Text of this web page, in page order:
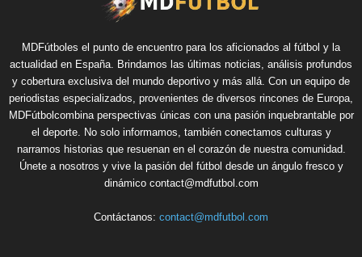
MDFútboles el punto de encuentro para los aficionados al fútbol y la
actualidad en España. Brindamos las últimas noticias, análisis profundos
y cobertura exclusiva del mundo deportivo y más allá. Con un equipo de
periodistas especializados, provenientes de diversos rincones de Europa,
MDFútbolcombina perspectivas únicas con una pasión inquebrantable por
el deporte. No solo informamos, también conectamos culturas y
narramos historias que resuenan en el corazón de nuestra comunidad.
Únete a nosotros y vive la pasión del fútbol desde un ángulo fresco y
dinámico contact@mdfutbol.com
Contáctanos: contact@mdfutbol.com